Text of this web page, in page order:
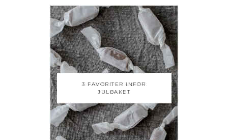
3 FAVORITER INFÖR
JULBAKET